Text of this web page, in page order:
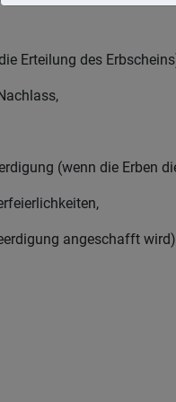
Erteilung des
(wenn die Erben
angeschafft